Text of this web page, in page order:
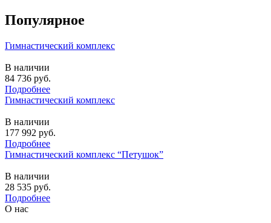
Популярное
Гимнастический комплекс
В наличии
84 736 руб.
Подробнее
Гимнастический комплекс
В наличии
177 992 руб.
Подробнее
Гимнастический комплекс “Петушок”
В наличии
28 535 руб.
Подробнее
О нас